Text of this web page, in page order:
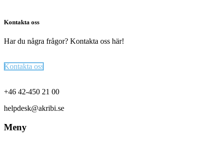
Kontakta oss
Har du några frågor? Kontakta oss här!
Kontakta oss
+46 42-450 21 00
helpdesk@akribi.se
Meny